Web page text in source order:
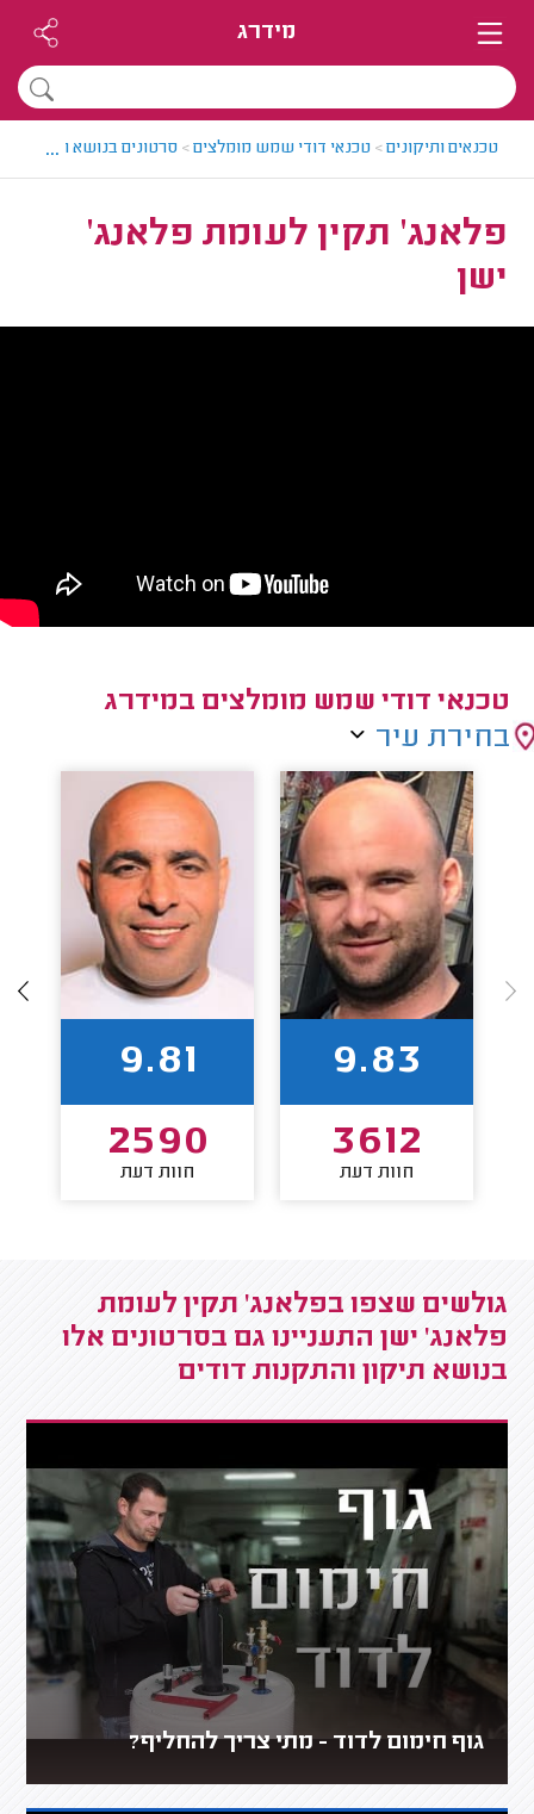
מידרג
טכנאים ותיקונים> טכנאי דודי שמש מומלצים> סרטונים בנושא תיקון
...
פלאנג' תקין לעומת פלאנג'
ישן
טכנאי דודי שמש מומלצים במידרג
בחירת עיר
9.83
3612
חוות דעת
9.81
2590
חוות דעת
גולשים שצפו בפלאנג' תקין לעומת
פלאנג' ישן התעניינו גם בסרטונים אלו
בנושא תיקון והתקנות דודים
גוף חימום לדוד - מתי צריך להחליף?